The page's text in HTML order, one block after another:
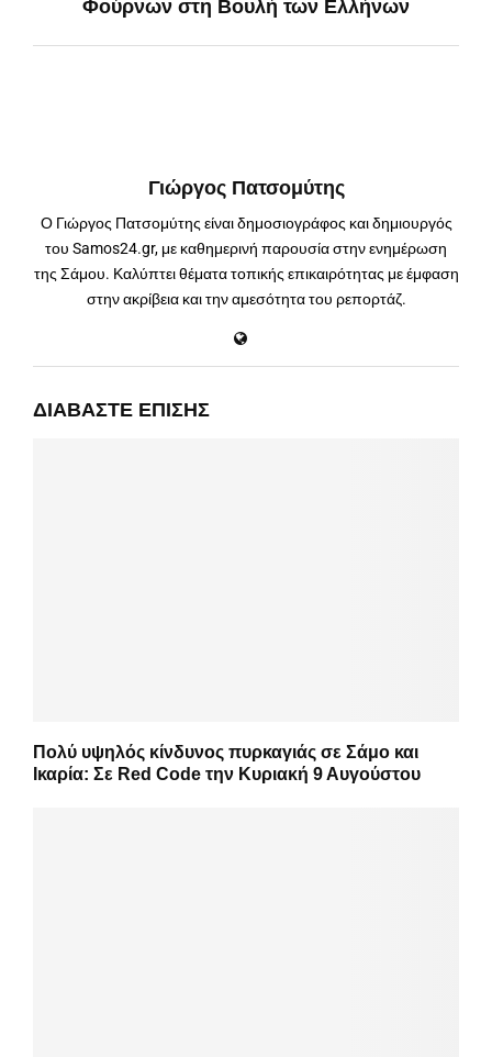
Φούρνων στη Βουλή των Ελλήνων
Γιώργος Πατσομύτης
Ο Γιώργος Πατσομύτης είναι δημοσιογράφος και δημιουργός
του Samos24.gr, με καθημερινή παρουσία στην ενημέρωση
της Σάμου. Καλύπτει θέματα τοπικής επικαιρότητας με έμφαση
στην ακρίβεια και την αμεσότητα του ρεπορτάζ.
ΔΙΑΒΆΣΤΕ ΕΠΊΣΗΣ
Πολύ υψηλός κίνδυνος πυρκαγιάς σε Σάμο και
Ικαρία: Σε Red Code την Κυριακή 9 Αυγούστου